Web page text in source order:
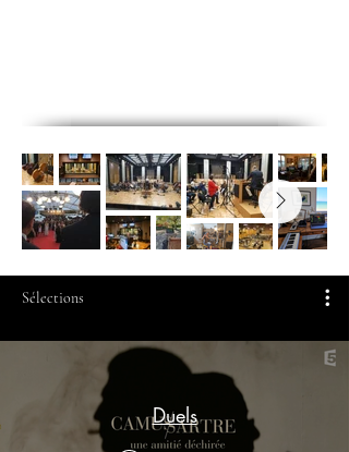
Sélections
Duels